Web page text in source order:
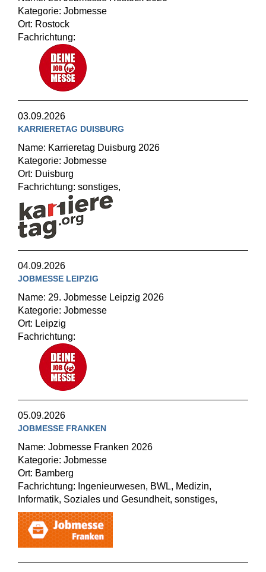
Kategorie: Jobmesse
Ort: Rostock
Fachrichtung:
03.09.2026
KARRIERETAG DUISBURG
Name: Karrieretag Duisburg 2026
Kategorie: Jobmesse
Ort: Duisburg
Fachrichtung: sonstiges,
04.09.2026
JOBMESSE LEIPZIG
Name: 29. Jobmesse Leipzig 2026
Kategorie: Jobmesse
Ort: Leipzig
Fachrichtung:
05.09.2026
JOBMESSE FRANKEN
Name: Jobmesse Franken 2026
Kategorie: Jobmesse
Ort: Bamberg
Fachrichtung: Ingenieurwesen, BWL, Medizin,
Informatik, Soziales und Gesundheit, sonstiges,